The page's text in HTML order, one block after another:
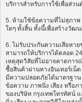
บริการสำหรับการใช้เพื่อส่วน
5. ห้ามใช้ข้อความที่ไม่สุภาพ
ใดๆ ทั้งสิ้น ทั้งนี้เพื่อสร้างวัฒ
6. ไม่รับประกันความเสียหา
สามารถให้บริการได้ตลอด
เหตุสุดวิสัยที่ไม่อาจคาดการ
ซื้อสินค้าผ่านทางอินเทอร์เน็
มีความปลอดภัยได้มาตรฐาน
ข้อความ ภาพนิ่ง เสียง หรือ
ของบริษัท กรุงเทพโทรทัศน์